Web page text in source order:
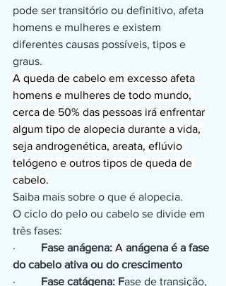
pode ser transitório ou definitivo, afeta
homens e mulheres e existem
diferentes causas possíveis, tipos e
graus.
A queda de cabelo em excesso afeta
homens e mulheres de todo mundo,
cerca de 50% das pessoas irá enfrentar
algum tipo de alopecia durante a vida,
seja androgenética, areata, eflúvio
telógeno e outros tipos de queda de
cabelo.
Saiba mais sobre o que é alopecia.
O ciclo do pelo ou cabelo se divide em
três fases:
· Fase anágena: A anágena é a fase
do cabelo ativa ou do crescimento
· Fase catágena: Fase de transição,